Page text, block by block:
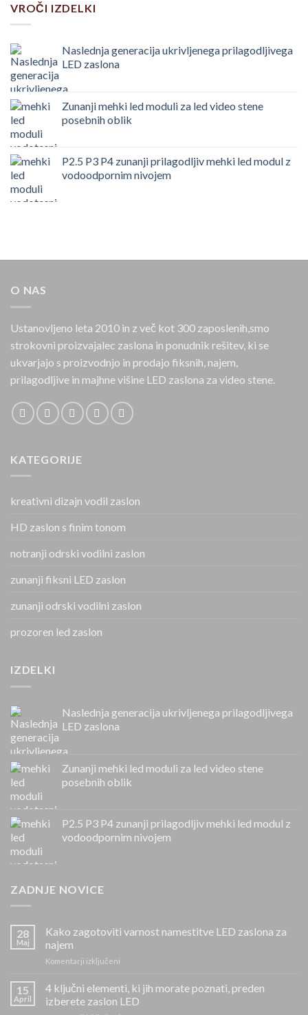
VROČI IZDELKI
Naslednja generacija ukrivljenega prilagodljivega
LED zaslona
Zunanji mehki led moduli za led video stene
posebnih oblik
P2.5 P3 P4 zunanji prilagodljiv mehki led modul z
vodoodpornim nivojem
O NAS
Ustanovljeno leta 2010 in z več kot 300 zaposlenih,smo
strokovni proizvajalec zaslona in ponudnik rešitev, ki se
ukvarjajo s proizvodnjo in prodajo fiksnih, najem,
prilagodljive in majhne višine LED zaslona za video stene.
KATEGORIJE
kreativni dizajn vodil zaslon
HD zaslon s finim tonom
notranji odrski vodilni zaslon
zunanji fiksni LED zaslon
zunanji odrski vodilni zaslon
prozoren led zaslon
IZDELKI
Naslednja generacija ukrivljenega prilagodljivega
LED zaslona
Zunanji mehki led moduli za led video stene
posebnih oblik
P2.5 P3 P4 zunanji prilagodljiv mehki led modul z
vodoodpornim nivojem
ZADNJE NOVICE
28
Maj
Kako zagotoviti varnost namestitve LED zaslona za
najem
Komentarji izključeni
zagotoviti
varnost
namestitve
15
April
4 ključni elementi, ki jih morate poznati, preden
izberete zaslon LED